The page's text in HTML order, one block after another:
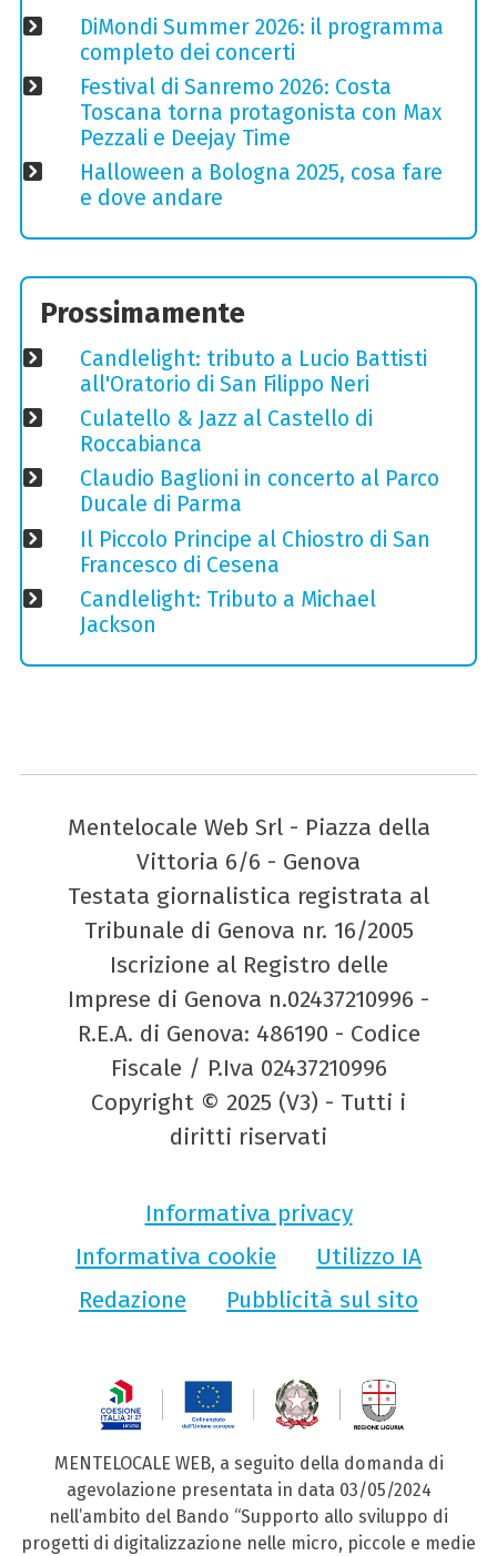
DiMondi Summer 2026: il programma
completo dei concerti
Festival di Sanremo 2026: Costa
Toscana torna protagonista con Max
Pezzali e Deejay Time
Halloween a Bologna 2025, cosa fare
e dove andare
Prossimamente
Candlelight: tributo a Lucio Battisti
all'Oratorio di San Filippo Neri
Culatello & Jazz al Castello di
Roccabianca
Claudio Baglioni in concerto al Parco
Ducale di Parma
Il Piccolo Principe al Chiostro di San
Francesco di Cesena
Candlelight: Tributo a Michael
Jackson
Mentelocale Web Srl - Piazza della
Vittoria 6/6 - Genova
Testata giornalistica registrata al
Tribunale di Genova nr. 16/2005
Iscrizione al Registro delle
Imprese di Genova n.02437210996 -
R.E.A. di Genova: 486190 - Codice
Fiscale / P.Iva 02437210996
Copyright © 2025 (V3) - Tutti i
diritti riservati
Informativa privacy
Informativa cookie
Utilizzo IA
Redazione
Pubblicità sul sito
MENTELOCALE WEB, a seguito della domanda di
agevolazione presentata in data 03/05/2024
nell’ambito del Bando “Supporto allo sviluppo di
progetti di digitalizzazione nelle micro, piccole e medie